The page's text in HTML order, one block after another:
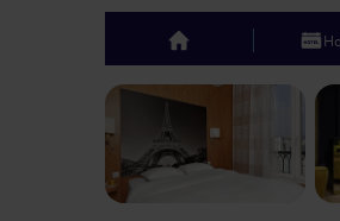
top
Previous slide